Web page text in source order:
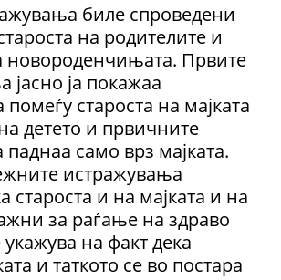
биле спроведени
на родителите и
новороденчињата. Првите
јасно ја покажаа
староста на мајката
детето и првичните
само врз мајката.
истражувања
староста и на мајката и на
за раѓање на здраво
на факт дека
и таткото се во постара